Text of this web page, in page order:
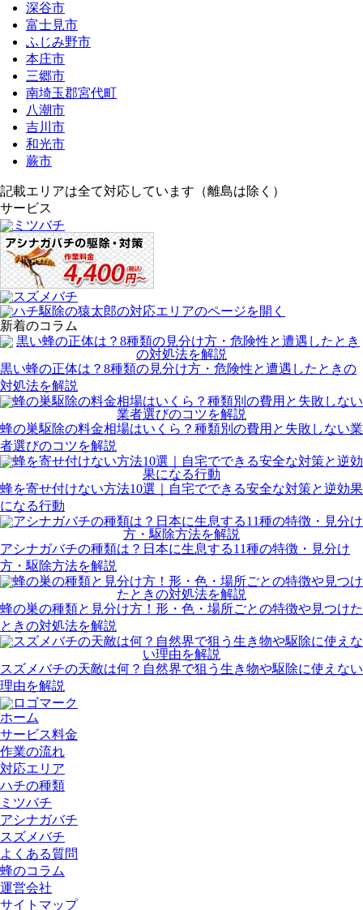
深谷市
富士見市
ふじみ野市
本庄市
三郷市
南埼玉郡宮代町
八潮市
吉川市
和光市
蕨市
記載エリアは全て対応しています（離島は除く）
サービス
新着のコラム
黒い蜂の正体は？8種類の見分け方・危険性と遭遇したときの
対処法を解説
蜂の巣駆除の料金相場はいくら？種類別の費用と失敗しない業
者選びのコツを解説
蜂を寄せ付けない方法10選｜自宅でできる安全な対策と逆効果
になる行動
アシナガバチの種類は？日本に生息する11種の特徴・見分け
方・駆除方法を解説
蜂の巣の種類と見分け方！形・色・場所ごとの特徴や見つけた
ときの対処法を解説
スズメバチの天敵は何？自然界で狙う生き物や駆除に使えない
理由を解説
ホーム
サービス料金
作業の流れ
対応エリア
ハチの種類
ミツバチ
アシナガバチ
スズメバチ
よくある質問
蜂のコラム
運営会社
サイトマップ